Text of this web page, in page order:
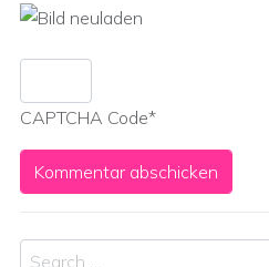
CAPTCHA Code*
Search